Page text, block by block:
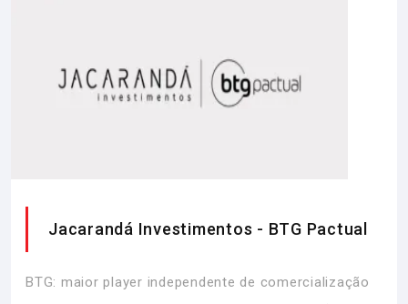
Jacarandá Investimentos - BTG Pactual
BTG: maior player independente de comercialização